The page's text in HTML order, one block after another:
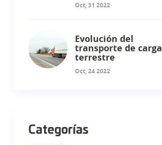
Oct, 31 2022
Evolución del
transporte de carga
terrestre
Oct, 24 2022
Categorías